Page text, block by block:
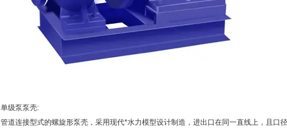
单级泵泵壳:
管道连接型式的螺旋形泵壳，采用现代*水力模型设计制造，进出口在同一直线上，且口径